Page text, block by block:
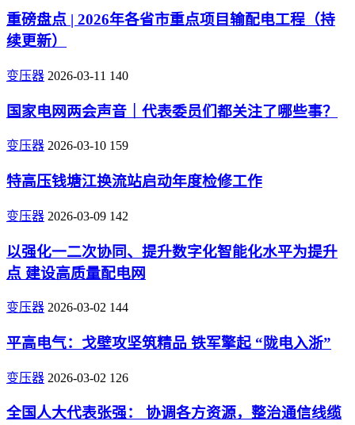
重磅盘点 | 2026年各省市重点项目输配电工程（持
续更新）
变压器 2026-03-11 140
国家电网两会声音｜代表委员们都关注了哪些事？
变压器 2026-03-10 159
特高压钱塘江换流站启动年度检修工作
变压器 2026-03-09 142
以强化一二次协同、提升数字化智能化水平为提升
点 建设高质量配电网
变压器 2026-03-02 144
平高电气：戈壁攻坚筑精品 铁军擎起 “陇电入浙”
变压器 2026-03-02 126
全国人大代表张强： 协调各方资源，整治通信线缆